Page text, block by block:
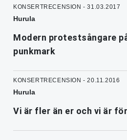
KONSERTRECENSION - 31.03.2017
Hurula
Modern protestsångare
punkmark
KONSERTRECENSION - 20.11.2016
Hurula
Vi är fler än er och vi är